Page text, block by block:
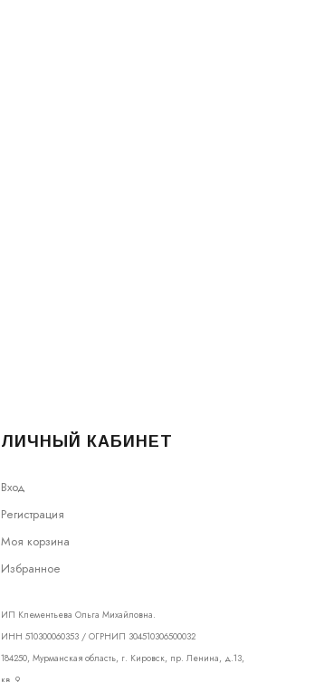
ЛИЧНЫЙ КАБИНЕТ
Вход
Регистрация
Моя корзина
Избранное
ИП Клементьева Ольга Михайловна.
ИНН 510300060353 / ОГРНИП 304510306500032
184250, Мурманская область, г. Кировск, пр. Ленина, д.13,